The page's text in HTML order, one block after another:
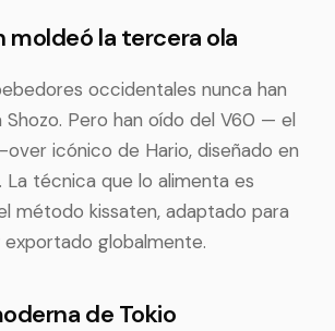
moldeó la tercera ola
occidentales nunca han
Shozo. Pero han oído del V60 — el
icónico de Hario, diseñado en
técnica que lo alimenta es
método kissaten, adaptado para
globalmente.
de Tokio